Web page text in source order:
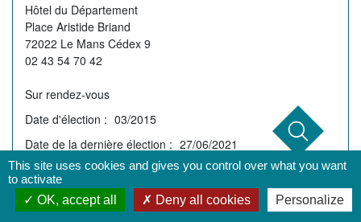
l'élu(e)
Permanence
Hôtel du Département
Place Aristide Briand
72022 Le Mans Cédex 9
02 43 54 70 42
Sur rendez-vous
Date d'élection
03/2015
Date de la dernière élection
27/06/2021
Renouvellement
2028
Autre(s) Mandat(s)
This site uses cookies and gives you control over what you want
to activate
OK, accept all
Deny all cookies Personalize